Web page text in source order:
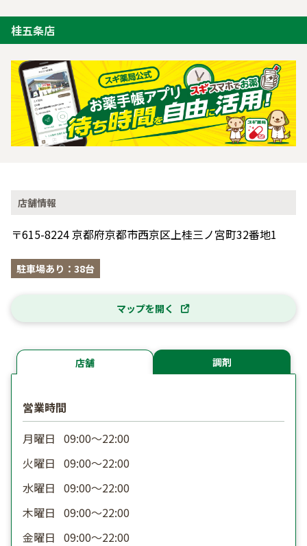
桂五条店
店舗情報
〒615-8224 京都府京都市西京区上桂三ノ宮町32番地1
駐車場あり：38台
マップを開く
店舗 調剤
営業時間
月曜日 09:00〜22:00
火曜日 09:00〜22:00
水曜日 09:00〜22:00
木曜日 09:00〜22:00
金曜日 09:00〜22:00